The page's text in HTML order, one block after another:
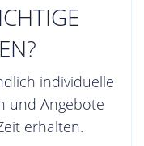
individuelle
und Angebote
erhalten.